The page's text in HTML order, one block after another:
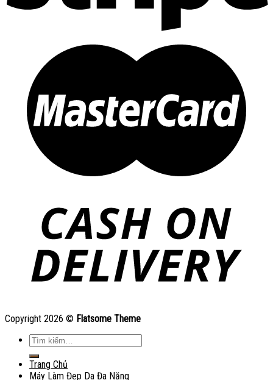
Copyright 2026 © Flatsome Theme
Tìm
kiếm:
Trang Chủ
Máy Làm Đẹp Da Đa Năng